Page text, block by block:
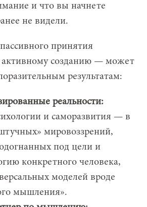
и что вы начнете
не видели.
принятия
созданию — может
результатам:
реальности:
и саморазвития — в
мировоззрений,
под цели и
конкретного человека,
моделей вроде
мышления».